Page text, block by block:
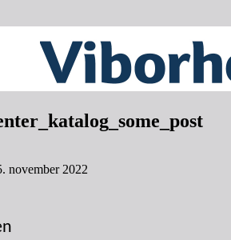
november 2022